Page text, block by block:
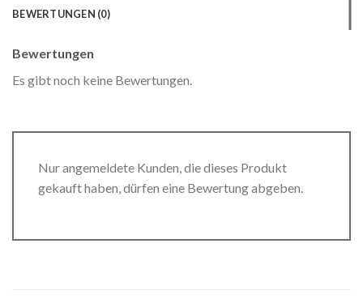
BEWERTUNGEN (0)
Bewertungen
Es gibt noch keine Bewertungen.
Nur angemeldete Kunden, die dieses Produkt
gekauft haben, dürfen eine Bewertung abgeben.